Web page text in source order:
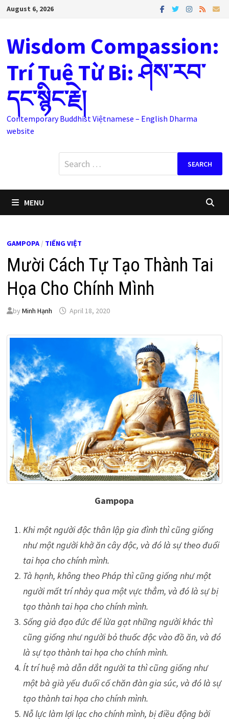
SkipAugust 6, 2026
Wisdom Compassion:
Trí Tuệ Từ Bi: ཤེས་རབ་
དང་སྙིང་རྗེ།
Contemporary Buddhist Việtnamese – English Dharma
website
Search
for:
MENU
GAMPOPA/ TIẾNG VIỆT
Mười Cách Tự Tạo Thành Tai
Họa Cho Chính Mình
by Minh Hạnh April 18, 2020
Gampopa
Khi một người độc thân lập gia đình thì cũng giống
như một người khờ ăn cây độc, và đó là sự theo đuổi
tai họa cho chính mình.
Tà hạnh, không theo Pháp thì cũng giống như một
người mất trí nhảy qua một vực thẳm, và đó là sự bị
tạo thành tai họa cho chính mình.
Sống giả đạo đức để lừa gạt những người khác thì
cũng giống như người bỏ thuốc độc vào đồ ăn, và đó
là sự tạo thành tai họa cho chính mình.
Ít trí huệ mà dẫn dắt người ta thì cũng giống như
một bà già yếu đuối cố chăn đàn gia súc, và đó là sự
tạo thành tai họa cho chính mình.
Nỗ lực làm lợi lạc cho chính mình, bị điều động bởi